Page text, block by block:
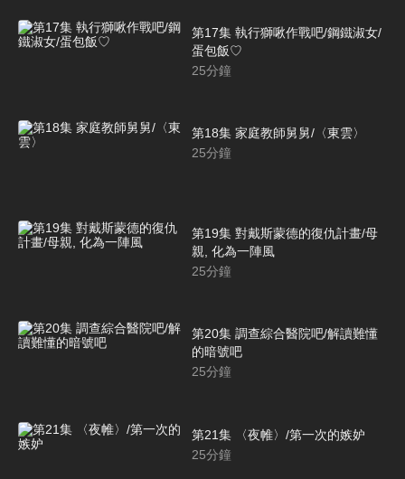
第17集 執行獅啾作戰吧/鋼鐵淑女/
蛋包飯♡
25分鐘
第18集 家庭教師舅舅/〈東雲〉
25分鐘
第19集 對戴斯蒙德的復仇計畫/母
親, 化為一陣風
25分鐘
第20集 調查綜合醫院吧/解讀難懂
的暗號吧
25分鐘
第21集 〈夜帷〉/第一次的嫉妒
25分鐘